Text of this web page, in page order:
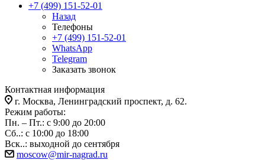
+7 (499) 151-52-01
Назад
Телефоны
+7 (499) 151-52-01
WhatsApp
Telegram
Заказать звонок
Контактная информация
г. Москва, Ленинградский проспект, д. 62.
Режим работы:
Пн. – Пт.: с 9:00 до 20:00
Сб..: с 10:00 до 18:00
Вск..: выходной до сентября
moscow@mir-nagrad.ru